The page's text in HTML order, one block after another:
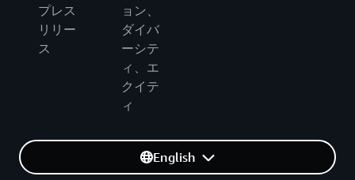
プレス
リリー
ス
ョン、
ダイバ
ーシテ
ィ、エ
クイテ
ィ
English